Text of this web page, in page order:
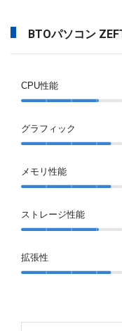
BTOパソコン
CPU性能
グラフィック
メモリ性能
ストレージ性能
拡張性